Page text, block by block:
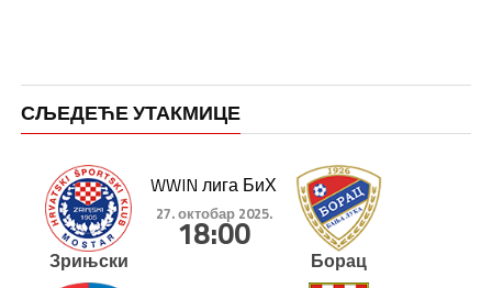
СЉЕДЕЋЕ УТАКМИЦЕ
Зрињски
WWIN лига БиХ
27. октобар 2025.
18:00
Борац